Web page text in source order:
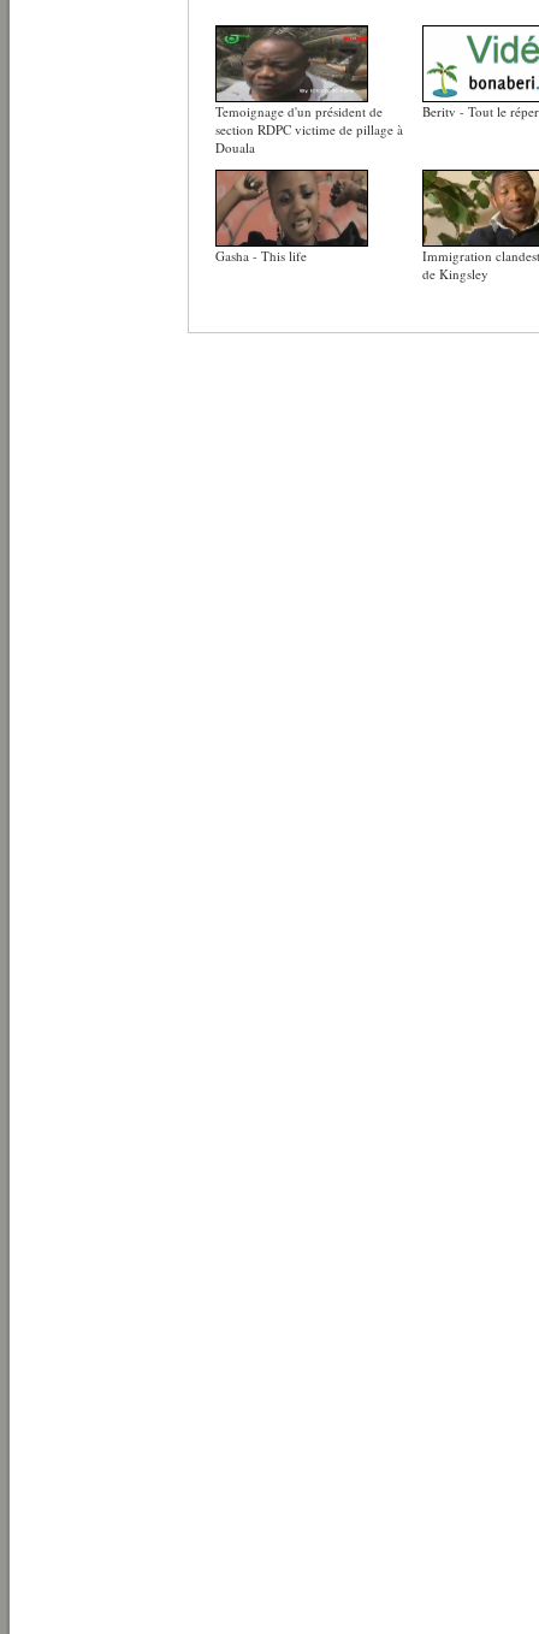
Temoignage d'un président de
section RDPC victime de pillage à
Douala
Beritv - Tout le
Gasha - This life
Immigration
de Kingsley